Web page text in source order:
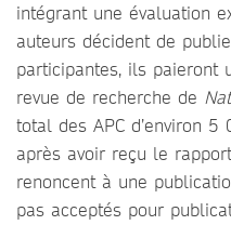
intégrant une évaluation
auteurs décident de
participantes, ils paieront
revue de recherche de
total des APC d’environ
après avoir reçu le
renoncent à une
pas acceptés pour